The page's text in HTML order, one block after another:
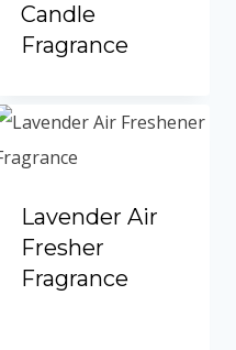
Candle
Fragrance
Lavender Air
Fresher
Fragrance